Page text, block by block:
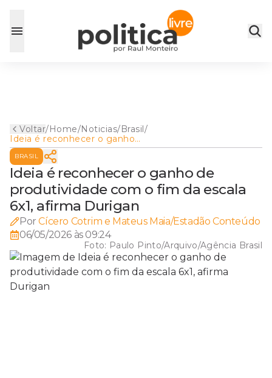
Voltar/Home/Noticias/Brasil/
Ideia é reconhecer o ganho
de produtividade com o fim
da escala 6x1, afirma Durigan
BRASIL
Ideia é reconhecer o ganho de
produtividade com o fim da escala
6x1, afirma Durigan
Por Cícero Cotrim e Mateus Maia/Estadão Conteúdo
06/05/2026 às 09:24
Foto: Paulo Pinto/Arquivo/Agência Brasil